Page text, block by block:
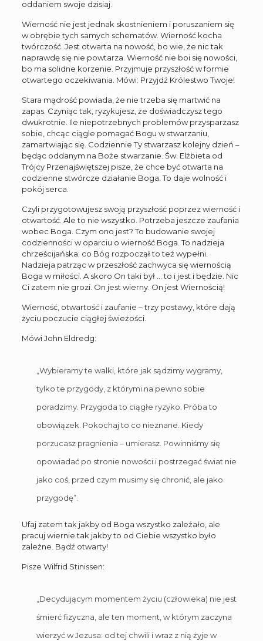
oddaniem swoje dzisiaj.
Wierność nie jest jednak skostnieniem i poruszaniem się
w obrębie tych samych schematów. Wierność kocha
twórczość. Jest otwarta na nowość, bo wie, że nic tak
naprawdę się nie powtarza. Wierność nie boi się nowości,
bo ma solidne korzenie. Przyjmuje przyszłość w formie
otwartego oczekiwania. Mówi: Przyjdź Królestwo Twoje!
Stara mądrość powiada, że nie trzeba się martwić na
zapas. Czyniąc tak, ryzykujesz, że doświadczysz tego
dwukrotnie. Ile niepotrzebnych problemów przysparzasz
sobie, chcąc ciągle pomagać Bogu w stwarzaniu,
zamartwiając się. Codziennie Ty stwarzasz kolejny dzień –
będąc oddanym na Boże stwarzanie. Św. Elżbieta od
Trójcy Przenajświętszej pisze, że chce być otwarta na
codzienne stwórcze działanie Boga. To daje wolność i
pokój serca.
Czyli przygotowujesz swoją przyszłość poprzez wierność i
otwartość. Ale to nie wszystko. Potrzeba jeszcze zaufania
wobec Boga. Czym ono jest? To budowanie swojej
codzienności w oparciu o wierność Boga. To nadzieja
chrześcijańska: co Bóg rozpoczął to też wypełni.
Nadzieja patrząc w przeszłość zachwyca się wiernością
Boga w miłości. A skoro On taki był … to i jest i będzie. Nic
Ci zatem nie grozi. On jest wierny. On jest Wiernością!
Wierność, otwartość i zaufanie – trzy postawy, które dają
życiu poczucie ciągłej świeżości.
Mówi John Eldredg:
„Wybieramy te walki, które jak sądzimy wygramy,
tylko te przygody, z którymi na pewno sobie
poradzimy. Przygoda to ciągłe ryzyko. Próba to
obowiązek. Pokochaj to co nieznane. Kiedy
porzucasz pragnienia – umierasz. Powinniśmy się
opowiadać po stronie nowości i postrzegać świat nie
jako coś, przed czym musimy się chronić, ale jako
przygodę”.
Ufaj zatem tak jakby od Boga wszystko zależało, ale
pracuj wiernie tak jakby to od Ciebie wszystko było
zależne. Bądź otwarty!
Pisze Wilfrid Stinissen:
„Decydującym momentem życiu (człowieka) nie jest
śmierć fizyczna, ale ten moment, w którym zaczyna
wierzyć w Jezusa: od tej chwili i wraz z nią żyje w